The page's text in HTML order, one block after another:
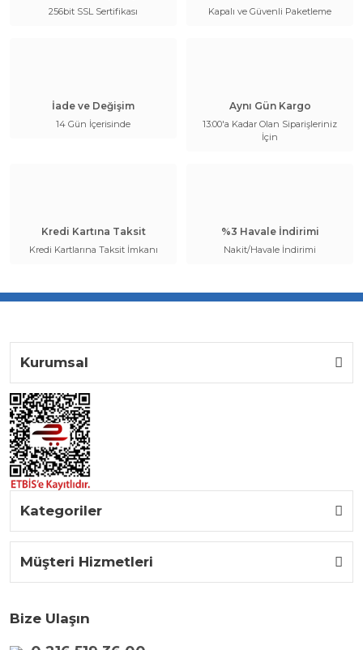
256bit SSL Sertifikası Kapalı ve Güvenli Paketleme
İade ve Değişim
14 Gün İçerisinde
Aynı Gün Kargo
13:00'a Kadar Olan Siparişleriniz
İçin
Kredi Kartına Taksit
Kredi Kartlarına Taksit İmkanı
%3 Havale İndirimi
Nakit/Havale İndirimi
Kurumsal
Kategoriler
Müşteri Hizmetleri
Bize Ulaşın